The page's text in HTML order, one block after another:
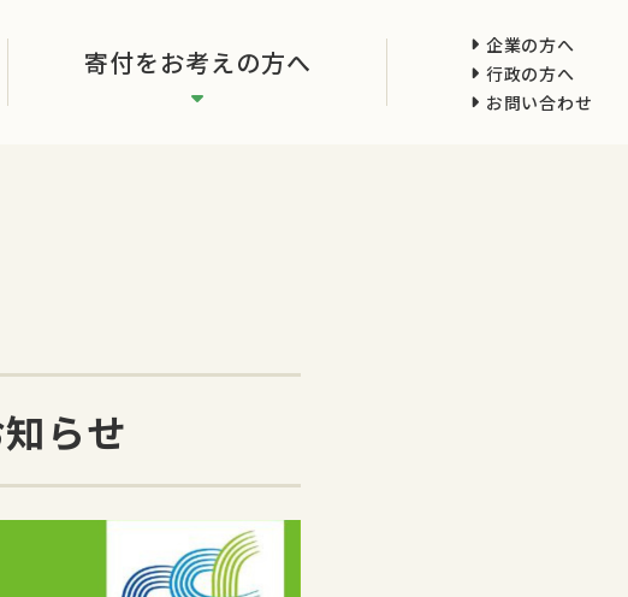
寄付をお考えの方へ
企業の方へ
行政の方へ
お問い合わせ
らせ